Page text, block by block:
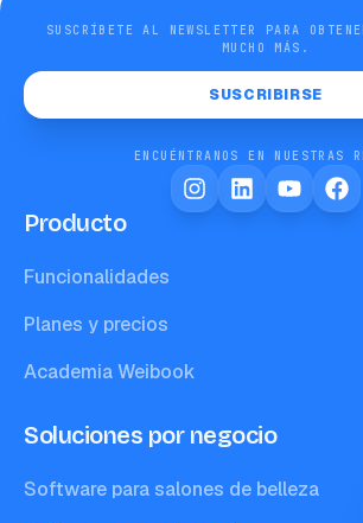
SUSCRÍBETE AL NEWSLETTER PARA
MUCHO MÁS.
SUSCRIBIRSE
ENCUÉNTRANOS EN NUESTRAS
Producto
Funcionalidades
Planes y precios
Academia Weibook
Soluciones por negocio
Software para salones de belleza